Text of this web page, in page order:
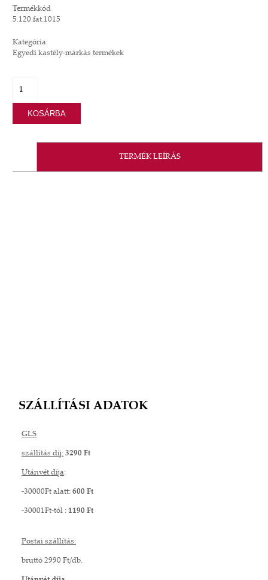
Termékkód
5.120.fat.1015
Kategória:
Egyedi kastély-márkás termékek
KOSÁRBA
TERMÉK LEÍRÁS
SZÁLLÍTÁSI ADATOK
GLS
szállítás díj: 3290 Ft
Utánvét díja:
-30000Ft alatt: 600 Ft
-30001Ft-tól : 1190 Ft
Postai szállítás:
bruttó 2990 Ft/db.